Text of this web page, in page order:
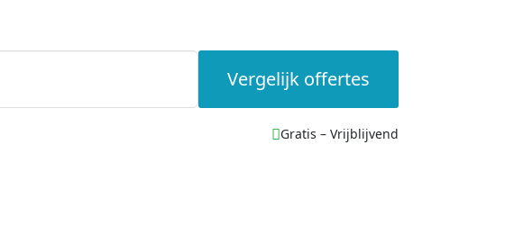
Vergelijk offertes
Gratis – Vrijblijvend